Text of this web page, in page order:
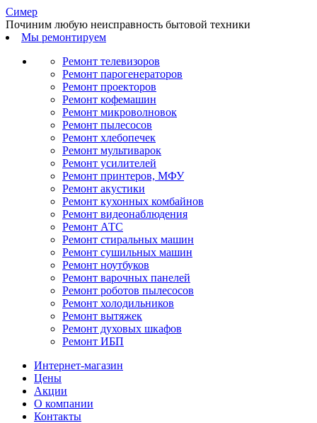
Симер
Починим любую неисправность бытовой техники
Мы ремонтируем
Ремонт телевизоров
Ремонт парогенераторов
Ремонт проекторов
Ремонт кофемашин
Ремонт микроволновок
Ремонт пылесосов
Ремонт хлебопечек
Ремонт мультиварок
Ремонт усилителей
Ремонт принтеров, МФУ
Ремонт акустики
Ремонт кухонных комбайнов
Ремонт видеонаблюдения
Ремонт АТС
Ремонт стиральных машин
Ремонт сушильных машин
Ремонт ноутбуков
Ремонт варочных панелей
Ремонт роботов пылесосов
Ремонт холодильников
Ремонт вытяжек
Ремонт духовых шкафов
Ремонт ИБП
Интернет-магазин
Цены
Акции
О компании
Контакты